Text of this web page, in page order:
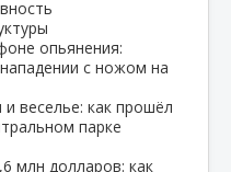
опьянения:
с ножом на
веселье: как прошёл
парке
млн долларов: как